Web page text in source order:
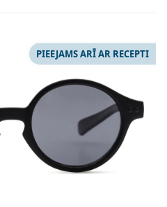
PIEEJAMS ARĪ AR RECEPTI